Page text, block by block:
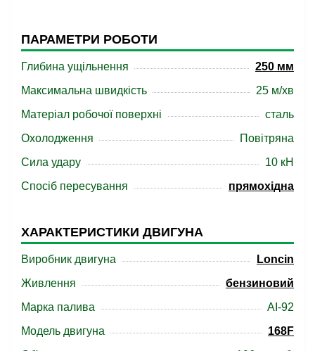
ПАРАМЕТРИ РОБОТИ
Глибина ущільнення
250 мм
Максимальна швидкість
25 м/хв
Матеріал робочої поверхні
сталь
Охолодження
Повітряна
Сила удару
10 кН
Спосіб пересування
прямохідна
ХАРАКТЕРИСТИКИ ДВИГУНА
Виробник двигуна
Loncin
Живлення
бензиновий
Марка палива
АІ-92
Модель двигуна
168F